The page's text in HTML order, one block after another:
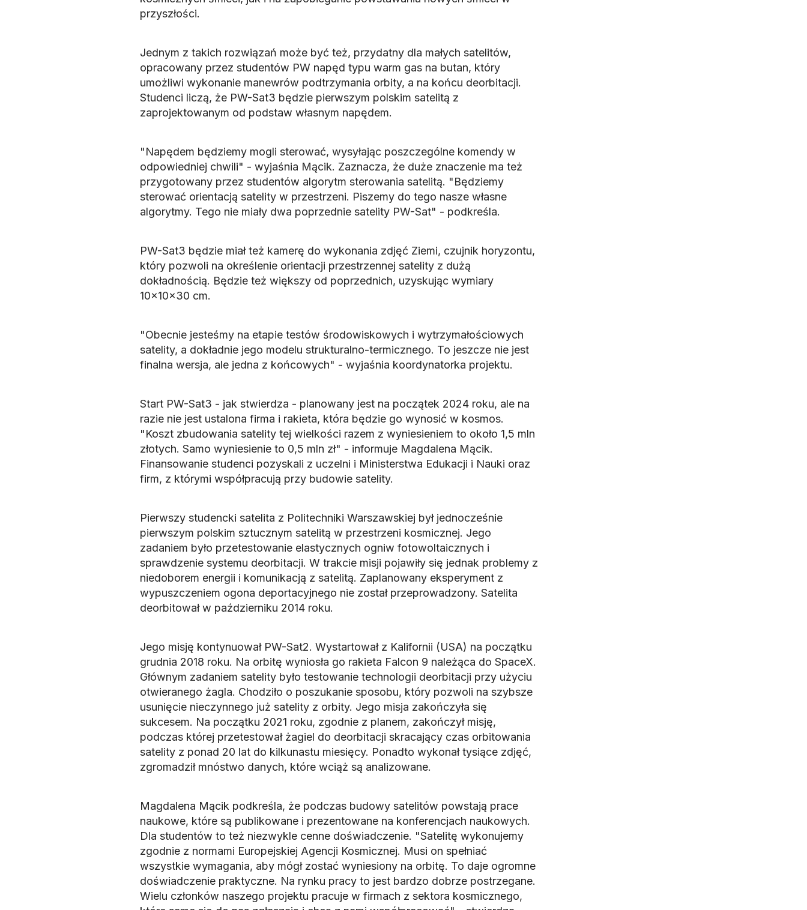
przyszłości.
Jednym z takich rozwiązań może być też, przydatny dla małych satelitów,
opracowany przez studentów PW napęd typu warm gas na butan, który
umożliwi wykonanie manewrów podtrzymania orbity, a na końcu deorbitacji.
Studenci liczą, że PW-Sat3 będzie pierwszym polskim satelitą z
zaprojektowanym od podstaw własnym napędem.
"Napędem będziemy mogli sterować, wysyłając poszczególne komendy w
odpowiedniej chwili" - wyjaśnia Mącik. Zaznacza, że duże znaczenie ma też
przygotowany przez studentów algorytm sterowania satelitą. "Będziemy
sterować orientacją satelity w przestrzeni. Piszemy do tego nasze własne
algorytmy. Tego nie miały dwa poprzednie satelity PW-Sat" - podkreśla.
PW-Sat3 będzie miał też kamerę do wykonania zdjęć Ziemi, czujnik horyzontu,
który pozwoli na określenie orientacji przestrzennej satelity z dużą
dokładnością. Będzie też większy od poprzednich, uzyskując wymiary
10x10x30 cm.
"Obecnie jesteśmy na etapie testów środowiskowych i wytrzymałościowych
satelity, a dokładnie jego modelu strukturalno-termicznego. To jeszcze nie jest
finalna wersja, ale jedna z końcowych" - wyjaśnia koordynatorka projektu.
Start PW-Sat3 - jak stwierdza - planowany jest na początek 2024 roku, ale na
razie nie jest ustalona firma i rakieta, która będzie go wynosić w kosmos.
"Koszt zbudowania satelity tej wielkości razem z wyniesieniem to około 1,5 mln
złotych. Samo wyniesienie to 0,5 mln zł" - informuje Magdalena Mącik.
Finansowanie studenci pozyskali z uczelni i Ministerstwa Edukacji i Nauki oraz
firm, z którymi współpracują przy budowie satelity.
Pierwszy studencki satelita z Politechniki Warszawskiej był jednocześnie
pierwszym polskim sztucznym satelitą w przestrzeni kosmicznej. Jego
zadaniem było przetestowanie elastycznych ogniw fotowoltaicznych i
sprawdzenie systemu deorbitacji. W trakcie misji pojawiły się jednak problemy z
niedoborem energii i komunikacją z satelitą. Zaplanowany eksperyment z
wypuszczeniem ogona deportacyjnego nie został przeprowadzony. Satelita
deorbitował w październiku 2014 roku.
Jego misję kontynuował PW-Sat2. Wystartował z Kalifornii (USA) na początku
grudnia 2018 roku. Na orbitę wyniosła go rakieta Falcon 9 należąca do SpaceX.
Głównym zadaniem satelity było testowanie technologii deorbitacji przy użyciu
otwieranego żagla. Chodziło o poszukanie sposobu, który pozwoli na szybsze
usunięcie nieczynnego już satelity z orbity. Jego misja zakończyła się
sukcesem. Na początku 2021 roku, zgodnie z planem, zakończył misję,
podczas której przetestował żagiel do deorbitacji skracający czas orbitowania
satelity z ponad 20 lat do kilkunastu miesięcy. Ponadto wykonał tysiące zdjęć,
zgromadził mnóstwo danych, które wciąż są analizowane.
Magdalena Mącik podkreśla, że podczas budowy satelitów powstają prace
naukowe, które są publikowane i prezentowane na konferencjach naukowych.
Dla studentów to też niezwykle cenne doświadczenie. "Satelitę wykonujemy
zgodnie z normami Europejskiej Agencji Kosmicznej. Musi on spełniać
wszystkie wymagania, aby mógł zostać wyniesiony na orbitę. To daje ogromne
doświadczenie praktyczne. Na rynku pracy to jest bardzo dobrze postrzegane.
Wielu członków naszego projektu pracuje w firmach z sektora kosmicznego,